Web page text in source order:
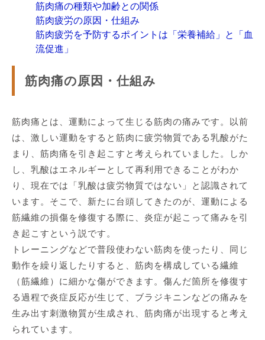
筋肉痛の種類や加齢との関係
筋肉疲労の原因・仕組み
筋肉疲労を予防するポイントは「栄養補給」と「血
流促進」
筋肉痛の原因・仕組み
筋肉痛とは、運動によって生じる筋肉の痛みです。以前
は、激しい運動をすると筋肉に疲労物質である乳酸がた
まり、筋肉痛を引き起こすと考えられていました。しか
し、乳酸はエネルギーとして再利用できることがわか
り、現在では「乳酸は疲労物質ではない」と認識されて
います。そこで、新たに台頭してきたのが、運動による
筋繊維の損傷を修復する際に、炎症が起こって痛みを引
き起こすという説です。
トレーニングなどで普段使わない筋肉を使ったり、同じ
動作を繰り返したりすると、筋肉を構成している繊維
（筋繊維）に細かな傷ができます。傷んだ箇所を修復す
る過程で炎症反応が生じて、ブラジキニンなどの痛みを
生み出す刺激物質が生成され、筋肉痛が出現すると考え
られています。